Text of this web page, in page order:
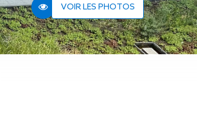
VOIR LES PHOTOS